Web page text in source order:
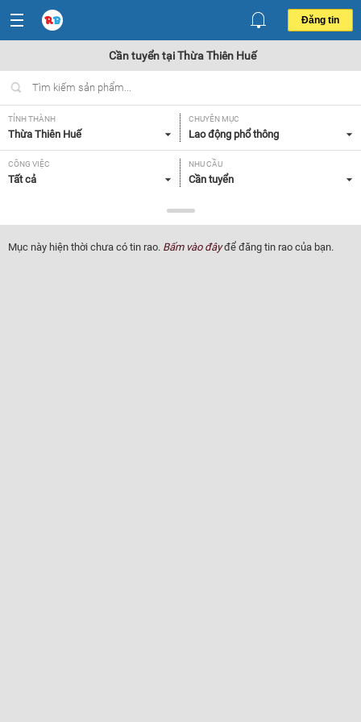
Đăng tin
Cần tuyển tại Thừa Thiên Huế
TỈNH THÀNH
Thừa Thiên Huế
CHUYÊN MỤC
Lao động phổ thông
CÔNG VIỆC
Tất cả
NHU CẦU
Cần tuyển
Tất cả
Mục này hiện thời chưa có tin rao. Bấm vào đâyđể đăng tin rao của bạn.